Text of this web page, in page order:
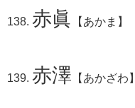
赤眞 【あかま】
赤澤 【あかざわ】